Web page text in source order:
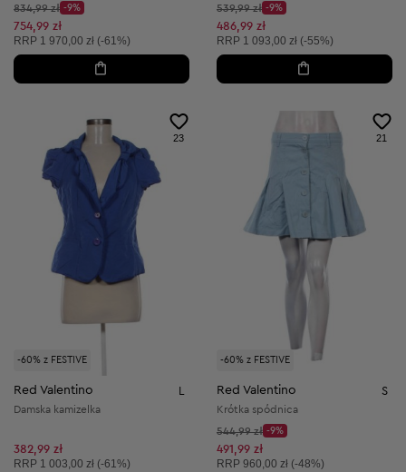
Cena początkowa:
834,99 zł
Discount Price:
-9%
Obniżona cena:
754,99 zł
Cena sugerowana:
RRP 1 970,00 zł (-61%)
Cena początkowa:
539,99 zł
Discount Price:
-9%
Obniżona cena:
486,99 zł
Cena sugerowana:
RRP 1 093,00 zł (-55%)
-60% z FESTIVE
23
Red Valentino L
Damska kamizelka
382,99 zł
Cena sugerowana:
RRP 1 003,00 zł (-61%)
-60% z FESTIVE
21
Red Valentino S
Krótka spódnica
Cena początkowa:
544,99 zł
Discount Price:
-9%
Obniżona cena:
491,99 zł
Cena sugerowana:
RRP 960,00 zł (-48%)